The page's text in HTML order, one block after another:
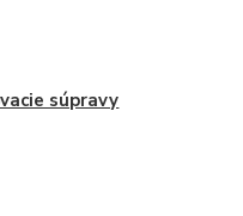
súpravy